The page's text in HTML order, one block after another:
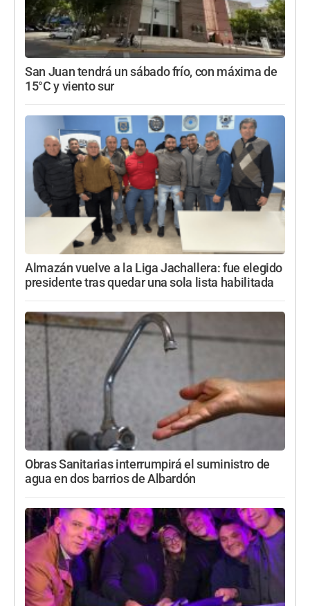
San Juan tendrá un sábado frío, con máxima de
15°C y viento sur
Almazán vuelve a la Liga Jachallera: fue elegido
presidente tras quedar una sola lista habilitada
Obras Sanitarias interrumpirá el suministro de
agua en dos barrios de Albardón